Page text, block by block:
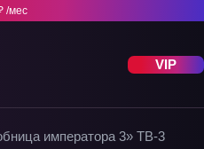
/мес
VIP
императора 3» ТВ-3